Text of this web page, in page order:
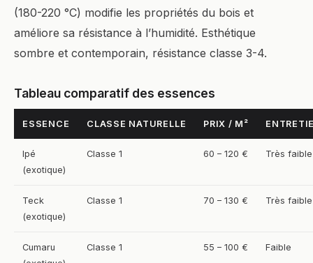
(180-220 °C) modifie les propriétés du bois et
améliore sa résistance à l’humidité. Esthétique
sombre et contemporain, résistance classe 3-4.
Tableau comparatif des essences
ESSENCE CLASSE NATURELLE PRIX / M²
Ipé
(exotique)
Classe 1 60 – 120 € Très faible
Teck
(exotique)
Classe 1 70 – 130 € Très faible
Cumaru
Classe 1 55 – 100 € Faible